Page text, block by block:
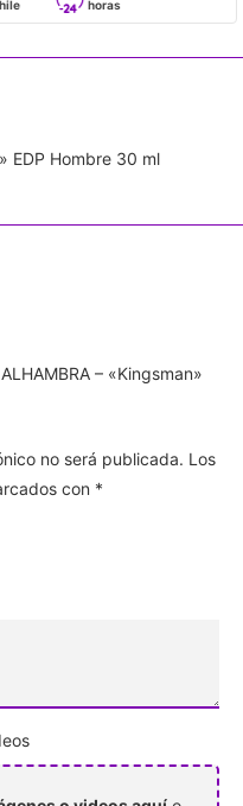
horas
EDP Hombre 30 ml
– «Kingsman»
no será publicada. Los
con *